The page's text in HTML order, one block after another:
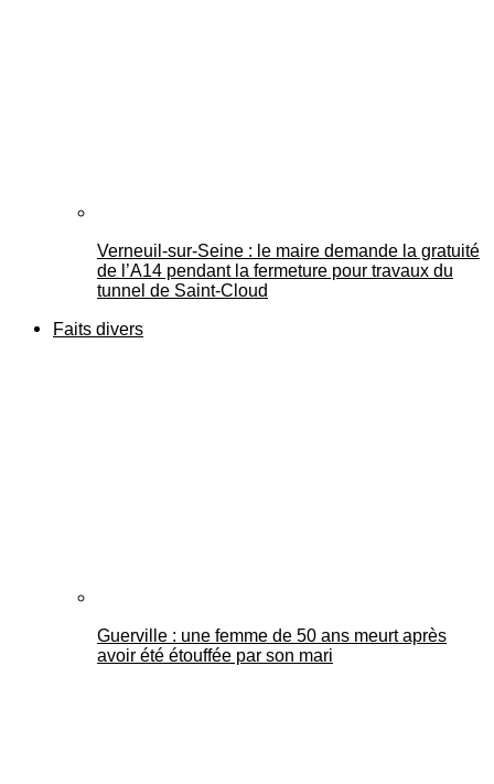
Verneuil-sur-Seine : le maire demande la gratuité
de l’A14 pendant la fermeture pour travaux du
tunnel de Saint-Cloud
Faits divers
Guerville : une femme de 50 ans meurt après
avoir été étouffée par son mari